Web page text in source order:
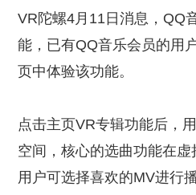
VR陀螺4月11日消息，QQ
能，已有QQ音乐会员的用
页中体验该功能。
点击主页VR专辑功能后，
空间，核心的选曲功能在虚
用户可选择喜欢的MV进行